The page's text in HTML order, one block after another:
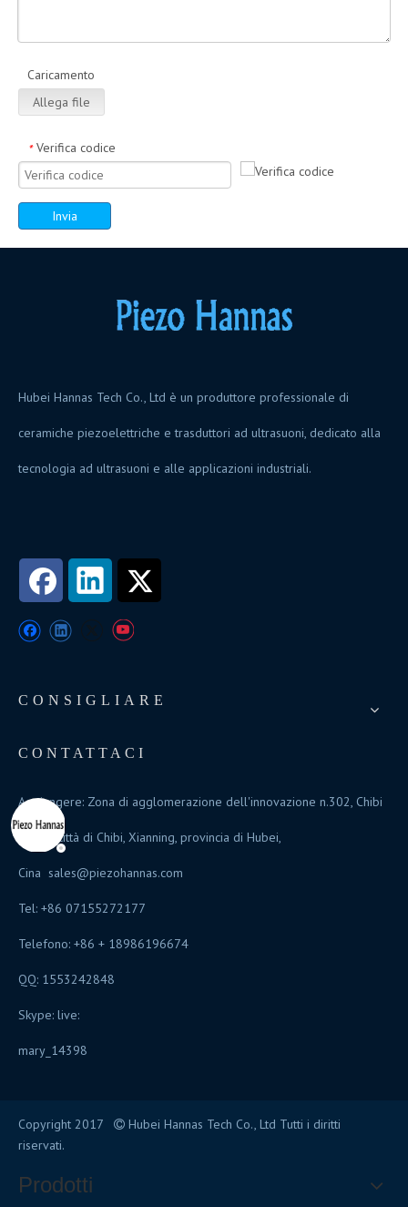
Caricamento
Allega file
* Verifica codice
Invia
Hubei Hannas Tech Co., Ltd è un produttore professionale di
ceramiche piezoelettriche e trasduttori ad ultrasuoni, dedicato alla
tecnologia ad ultrasuoni e alle applicazioni industriali.
CONSIGLIARE
CONTATTACI
Aggiungere: Zona di agglomerazione dell'innovazione n.302, Chibi
Avenu, città di Chibi, Xianning, provincia di Hubei,
Cina sales@piezohannas.com
Tel: +86 07155272177
Telefono: +86 + 18986196674
QQ: 1553242848
Skype: live:
mary_14398
Copyright 2017  Hubei Hannas Tech Co., Ltd Tutti i diritti
riservati.
Prodotti